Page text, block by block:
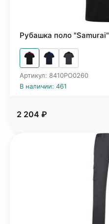
Рубашка поло "Samurai"
Артикул: 8410PO0260
В наличии: 461
2 204 ₽